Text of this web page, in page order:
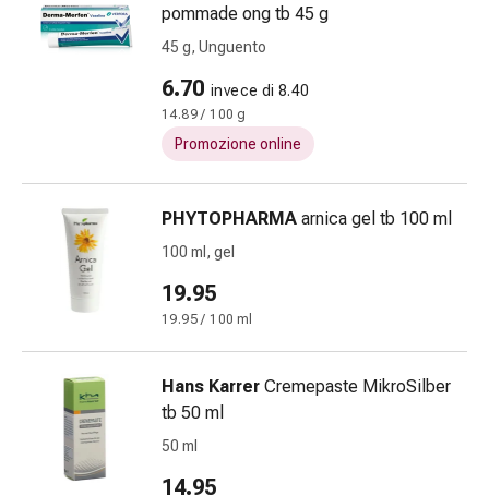
Bende,
nastri
accessori
Bende
Materiali
Ustioni
scottature
Unguenti
pommade ong tb 45 g
45 g, Unguento
6.70 invece di 8.40
14.89 / 100 g
Promozione online
PHYTOPHARMA arnica gel tb 100 ml
100 ml, gel
19.95
19.95 / 100 ml
Hans Karrer Cremepaste MikroSilber
tb 50 ml
50 ml
14.95